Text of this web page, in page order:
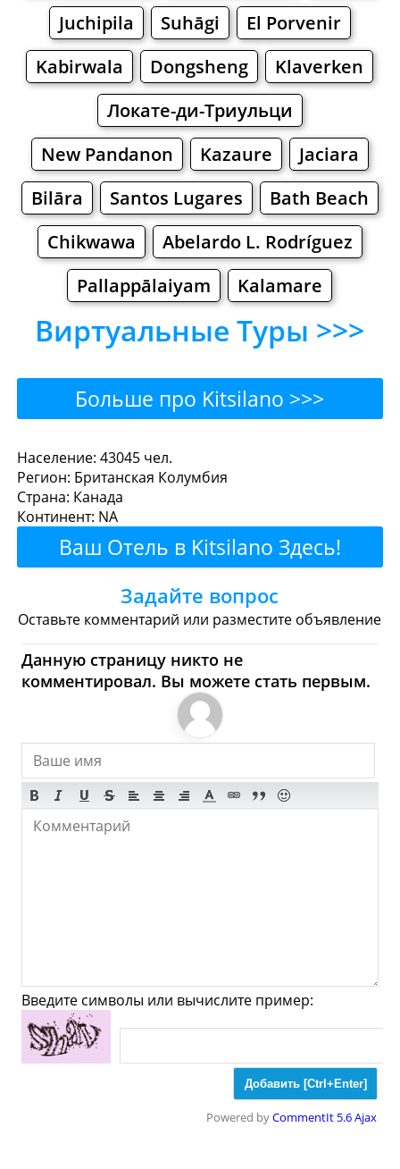
Juchipila
Suhāgi
El Porvenir
Kabirwala
Dongsheng
Klaverken
Локате-ди-Триульци
New Pandanon
Kazaure
Jaciara
Bilāra
Santos Lugares
Bath Beach
Chikwawa
Abelardo L. Rodríguez
Pallappālaiyam
Kalamare
Виртуальные Туры >>>
Больше про Kitsilano >>>
Kitsilano - Где поесть или
перекусить?
Рестораны Кафе Бары
Пиво
Булочные
Супермаркеты
Торговые Центры
Kitsilano - Где купить?
Магазины, Шоппинг
Продукты
Булочные
Супермаркеты
Торговые Центры
Мода
Музеи Галлереи
Церкви
Синагоги
Население: 43045 чел.
Регион: Британская Колумбия
Страна: Канада
Континент: NA
Ваш Отель в Kitsilano Здесь!
Задайте вопрос
Оставьте комментарий или разместите объявление
Данную страницу никто не
комментировал. Вы можете стать первым.
Введите символы или вычислите пример:
Powered byCommentIt 5.6 Ajax